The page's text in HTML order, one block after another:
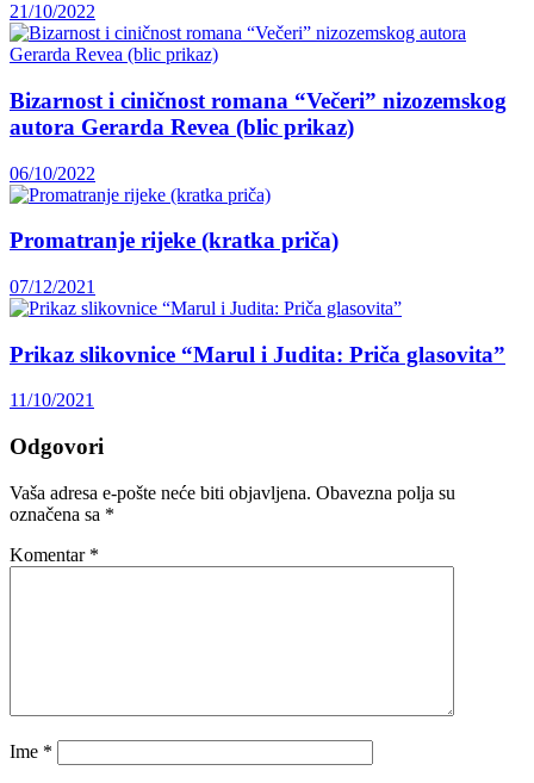
21/10/2022
Bizarnost i ciničnost romana “Večeri” nizozemskog
autora Gerarda Revea (blic prikaz)
06/10/2022
Promatranje rijeke (kratka priča)
07/12/2021
Prikaz slikovnice “Marul i Judita: Priča glasovita”
11/10/2021
Odgovori
Vaša adresa e-pošte neće biti objavljena. Obavezna polja su
označena sa *
Komentar *
Ime *